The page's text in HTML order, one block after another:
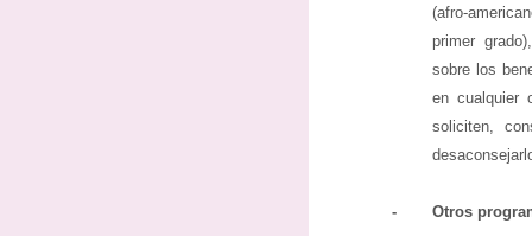
(afro-
primer
sobre los
en cualquier
soliciten,
- Otros